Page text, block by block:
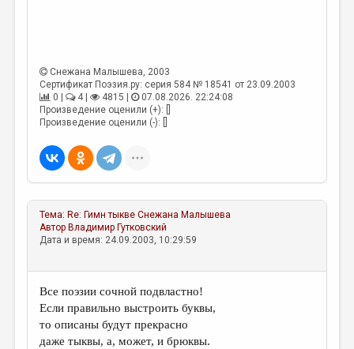
ВКОНТАКТЕ
Снежана Малышева, 2003
Сертификат Поэзия.ру: серия 584 № 18541 от 23.09.2003
0 |
4 | 4815 |
07.08.2026. 22:24:08
Произведение оценили (+): []
Произведение оценили (-): []
Тема: Re: Гимн тыкве Снежана Малышева
Автор Владимир Гутковский
Дата и время: 24.09.2003, 10:29:59
Все поэзии сочной подвластно!
Если правильно выстроить буквы,
то описаны будут прекрасно
даже тыквы, а, может, и брюквы.